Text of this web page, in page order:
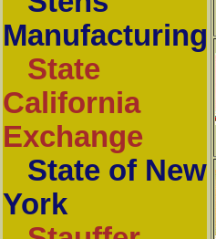
Manufacturing
State
California
Exchange
State of New
York